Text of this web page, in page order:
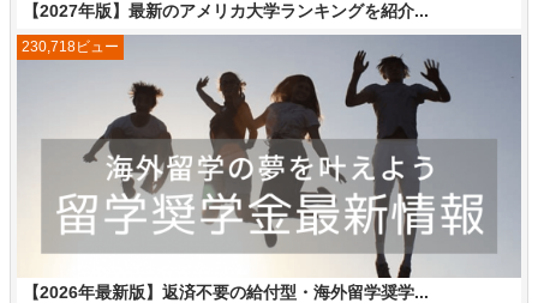
【2027年版】最新のアメリカ大学ランキングを紹介...
【2026年最新版】返済不要の給付型・海外留学奨学...
230,718ビュー